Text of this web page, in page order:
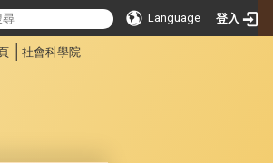
Language 登入
社會科學院